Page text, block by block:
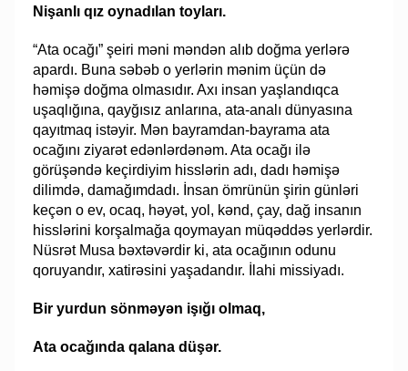
Nişanlı qız oynadılan toyları.
“Ata ocağı” şeiri məni məndən alıb doğma yerlərə
apardı. Buna səbəb o yerlərin mənim üçün də
həmişə doğma olmasıdır. Axı insan yaşlandıqca
uşaqlığına, qayğısız anlarına, ata-analı dünyasına
qayıtmaq istəyir. Mən bayramdan-bayrama ata
ocağını ziyarət edənlərdənəm. Ata ocağı ilə
görüşəndə keçirdiyim hisslərin adı, dadı həmişə
dilimdə, damağımdadı. İnsan ömrünün şirin günləri
keçən o ev, ocaq, həyət, yol, kənd, çay, dağ insanın
hisslərini korşalmağa qoymayan müqəddəs yerlərdir.
Nüsrət Musa bəxtəvərdir ki, ata ocağının odunu
qoruyandır, xatirəsini yaşadandır. İlahi missiyadı.
Bir yurdun sönməyən işığı olmaq,
Ata ocağında qalana düşər.